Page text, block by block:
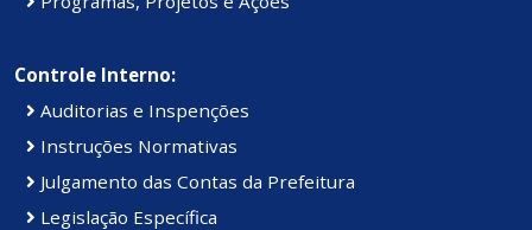
Controle Interno:
Auditorias e Inspenções
Instruções Normativas
Julgamento das Contas da Prefeitura
Legislação Específica